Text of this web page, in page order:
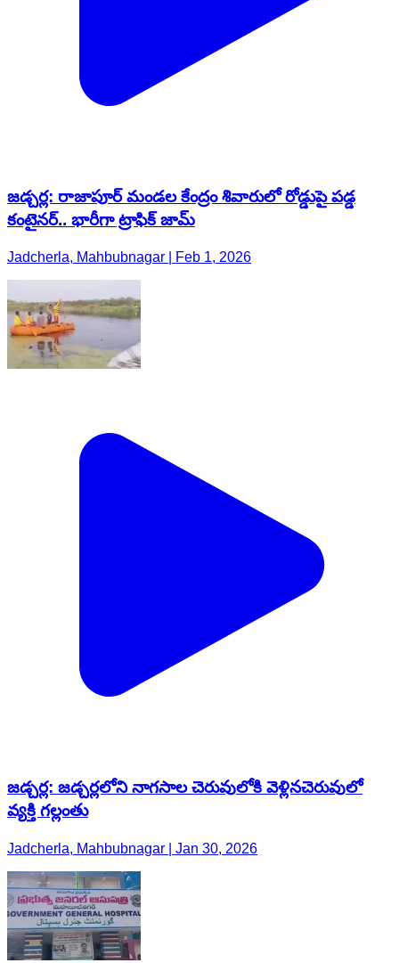
జడ్చర్ల: రాజాపూర్ మండల కేంద్రం శివారులో రోడ్డుపై పడ్డ
కంటైనర్.. భారీగా ట్రాఫిక్ జామ్
Jadcherla, Mahbubnagar | Feb 1, 2026
జడ్చర్ల: జడ్చర్లలోని నాగసాల చెరువులోకి వెళ్లినచెరువులో
వ్యక్తి గల్లంతు
Jadcherla, Mahbubnagar | Jan 30, 2026